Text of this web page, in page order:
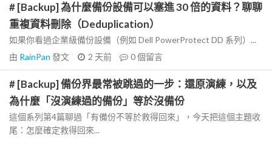
# [Backup] 為什麼備份設備可以塞進 30 倍的資料？聊聊
重複資料刪除（Deduplication）
如果你看過企業級備份設備（例如 Dell PowerProtect DD 系列）...
由 RainPan 發文 2 天前 0個留言
# [Backup] 備份界最常被跳過的一步：還原演練，以及
為什麼「沒演練過的備份」等於沒備份
這個系列第4篇聊過「有備份不等於救得回來」，今天把這個主題收
尾：怎麼確定救得回來...